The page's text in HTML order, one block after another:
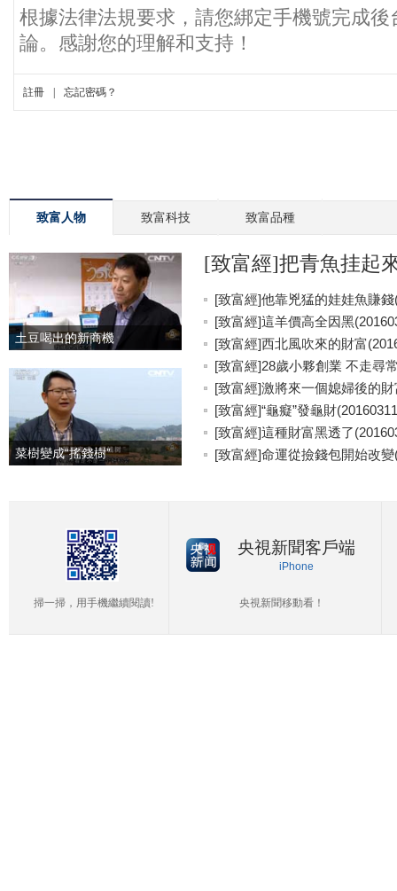
致富人物 致富科技 致富品種
土豆喝出的新商機
菜樹變成“搖錢樹”
[致富經]把青魚挂起
[致富經]他靠兇猛的娃娃魚賺錢
[致富經]這羊價高全因黑
[致富經]西北風吹來的財富
[致富經]28歲小夥創業 不走尋
[致富經]激將來一個媳婦後的
[致富經]“龜癡”發龜財
[致富經]這種財富黑透了
[致富經]命運從撿錢包開始改變
掃一掃，用手機繼續閱讀!
央視新聞客戶端
iPhone
央視新聞移動看！